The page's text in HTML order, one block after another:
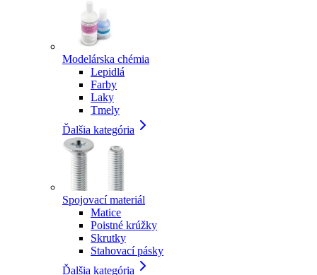
Modelárska chémia
Lepidlá
Farby
Laky
Tmely
Ďalšia kategória
Spojovací materiál
Matice
Poistné krúžky
Skrutky
Stahovací pásky
Ďalšia kategória